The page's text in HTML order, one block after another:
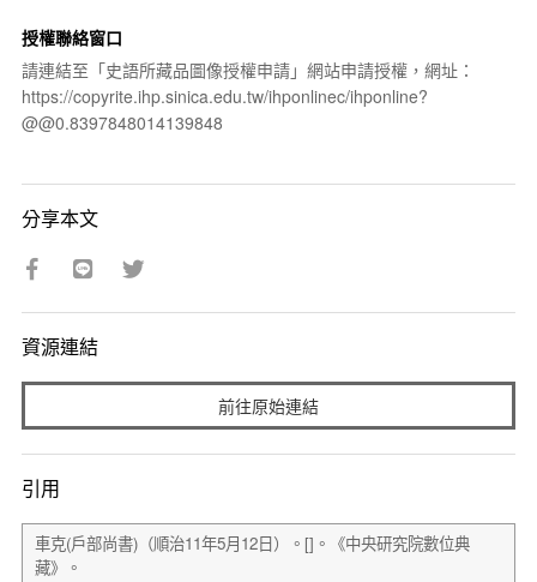
授權聯絡窗口
請連結至「史語所藏品圖像授權申請」網站申請授權，網址：
https://copyrite.ihp.sinica.edu.tw/ihponlinec/ihponline?
@@0.8397848014139848
分享本文
資源連結
前往原始連結
引用